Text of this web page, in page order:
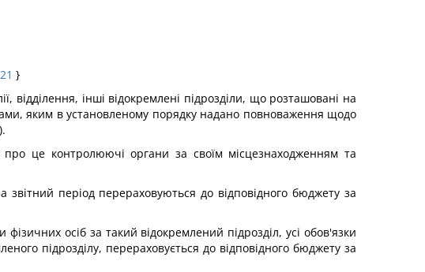
}
інші відокремлені підрозділи, що розташовані на
яким в установленому порядку надано повноваження щодо
це контролюючі органи за своїм місцезнаходженням та
період перераховуються до відповідного бюджету за
осіб за такий відокремлений підрозділ, усі обов'язки
підрозділу, перераховується до відповідного бюджету за